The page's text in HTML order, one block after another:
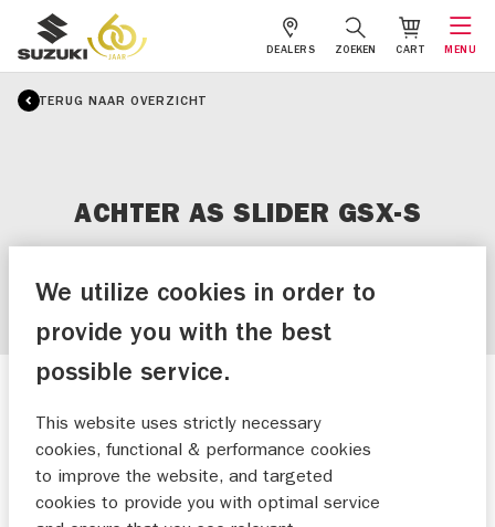
DEALERS ZOEKEN CART MENU
TERUG NAAR OVERZICHT
ACHTER AS SLIDER GSX-S
We utilize cookies in order to
provide you with the best
possible service.
This website uses strictly necessary
cookies, functional & performance cookies
to improve the website, and targeted
cookies to provide you with optimal service